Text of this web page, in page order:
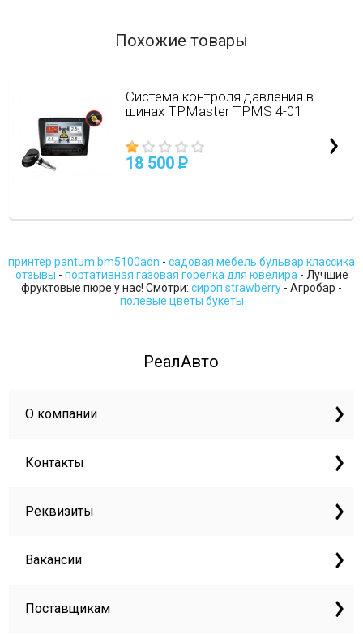
Похожие товары
Система контроля давления в
шинах TPMaster TPMS 4-01
18 500 P
принтер pantum bm5100adn - садовая мебель бульвар классика
отзывы - портативная газовая горелка для ювелира - Лучшие
фруктовые пюре у нас! Смотри: сироп strawberry - Агробар -
полевые цветы букеты
РеалАвто
О компании
Контакты
Реквизиты
Вакансии
Поставщикам